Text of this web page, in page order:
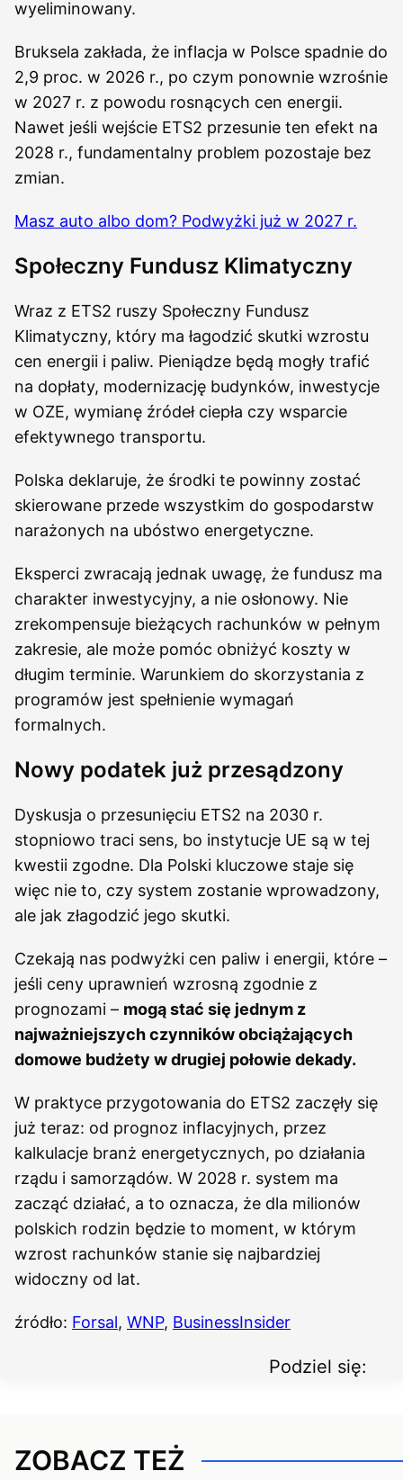
wyeliminowany.
Bruksela zakłada, że inflacja w Polsce spadnie do
2,9 proc. w 2026 r., po czym ponownie wzrośnie
w 2027 r. z powodu rosnących cen energii.
Nawet jeśli wejście ETS2 przesunie ten efekt na
2028 r., fundamentalny problem pozostaje bez
zmian.
Masz auto albo dom? Podwyżki już w 2027 r.
Społeczny Fundusz Klimatyczny
Wraz z ETS2 ruszy Społeczny Fundusz
Klimatyczny, który ma łagodzić skutki wzrostu
cen energii i paliw. Pieniądze będą mogły trafić
na dopłaty, modernizację budynków, inwestycje
w OZE, wymianę źródeł ciepła czy wsparcie
efektywnego transportu.
Polska deklaruje, że środki te powinny zostać
skierowane przede wszystkim do gospodarstw
narażonych na ubóstwo energetyczne.
Eksperci zwracają jednak uwagę, że fundusz ma
charakter inwestycyjny, a nie osłonowy. Nie
zrekompensuje bieżących rachunków w pełnym
zakresie, ale może pomóc obniżyć koszty w
długim terminie. Warunkiem do skorzystania z
programów jest spełnienie wymagań
formalnych.
Nowy podatek już przesądzony
Dyskusja o przesunięciu ETS2 na 2030 r.
stopniowo traci sens, bo instytucje UE są w tej
kwestii zgodne. Dla Polski kluczowe staje się
więc nie to, czy system zostanie wprowadzony,
ale jak złagodzić jego skutki.
Czekają nas podwyżki cen paliw i energii, które –
jeśli ceny uprawnień wzrosną zgodnie z
prognozami – mogą stać się jednym z
najważniejszych czynników obciążających
domowe budżety w drugiej połowie dekady.
W praktyce przygotowania do ETS2 zaczęły się
już teraz: od prognoz inflacyjnych, przez
kalkulacje branż energetycznych, po działania
rządu i samorządów. W 2028 r. system ma
zacząć działać, a to oznacza, że dla milionów
polskich rodzin będzie to moment, w którym
wzrost rachunków stanie się najbardziej
widoczny od lat.
źródło: Forsal, WNP, BusinessInsider
Podziel się:
ZOBACZ TEŻ